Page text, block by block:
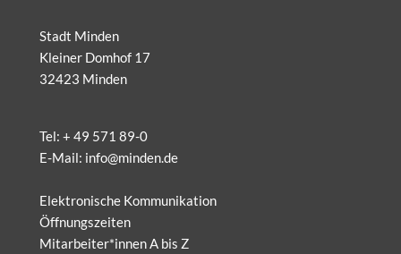
Stadt Minden
Kleiner Domhof 17
32423 Minden
Tel: + 49 571 89-0
E-Mail: info@minden.de
Elektronische Kommunikation
Öffnungszeiten
Mitarbeiter*innen A bis Z